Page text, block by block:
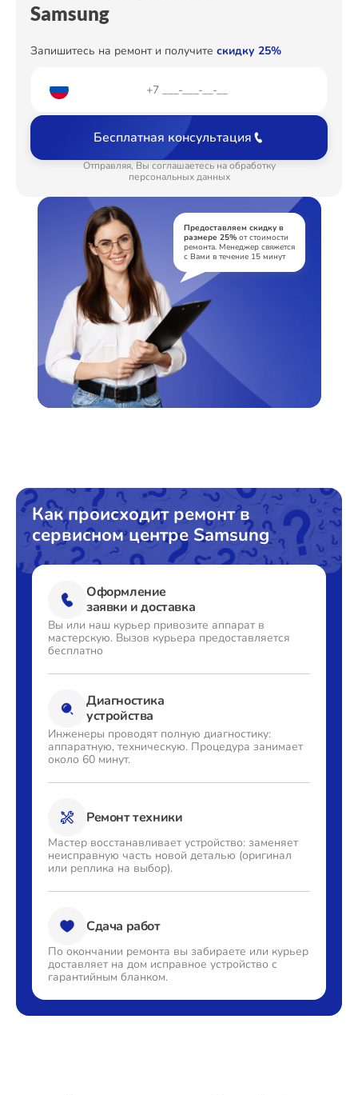
Ремонт цепи питания
Ремонт динамика от 550₽
Samsung
Запишитесь на ремонт и получите скидку 25%
Бесплатная консультация
Отправляя, Вы соглашаетесь на обработку
персональных данных
Предоставляем скидку в
размере 25%от стоимости
ремонта. Менеджер свяжется
с Вами в течение 15 минут
Как происходит ремонт в
сервисном центре Samsung
Оформление
заявки и доставка
Вы или наш курьер привозите аппарат в
мастерскую. Вызов курьера предоставляется
бесплатно
Диагностика
устройства
Инженеры проводят полную диагностику:
аппаратную, техническую. Процедура занимает
около 60 минут.
Ремонт техники
Мастер восстанавливает устройство: заменяет
неисправную часть новой деталью (оригинал
или реплика на выбор).
Сдача работ
По окончании ремонта вы забираете или курьер
доставляет на дом исправное устройство с
гарантийным бланком.